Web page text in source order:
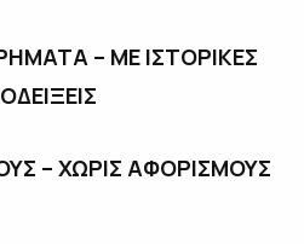
– ΜΕ ΙΣΤΟΡΙΚΕΣ
– ΧΩΡΙΣ ΑΦΟΡΙΣΜΟΥΣ